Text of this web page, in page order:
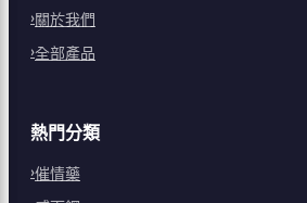
關於我們
全部產品
熱門分類
催情藥